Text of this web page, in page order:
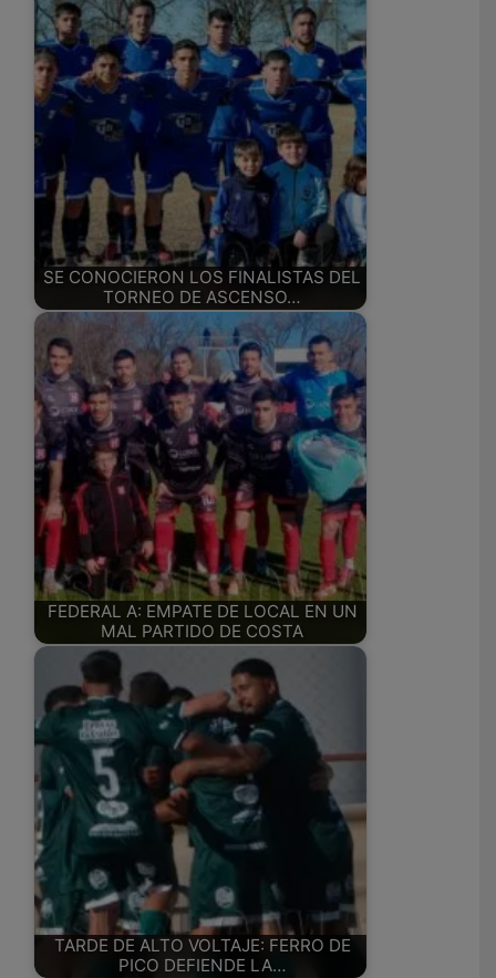
SE CONOCIERON LOS FINALISTAS DEL
TORNEO DE ASCENSO…
FEDERAL A: EMPATE DE LOCAL EN UN
MAL PARTIDO DE COSTA
TARDE DE ALTO VOLTAJE: FERRO DE
PICO DEFIENDE LA…